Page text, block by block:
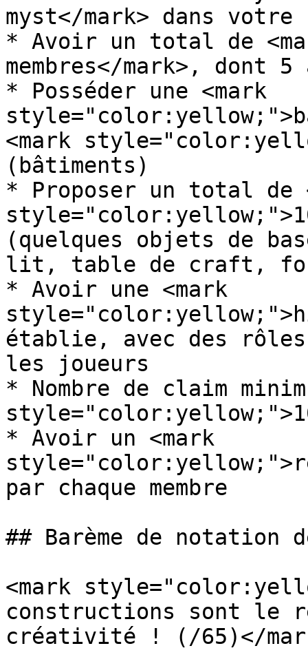
myst</mark> dans
* Avoir un total de
membres</mark>, dont
* Posséder une <mark
<mark
(bâtiments)
* Proposer un total de
(quelques objets de
lit, table de craft,
* Avoir une <mark
établie, avec des
les joueurs
* Nombre de claim
* Avoir un <mark
par chaque membre
## Barème de notation
<mark
constructions sont le
créativité ! (/65)</